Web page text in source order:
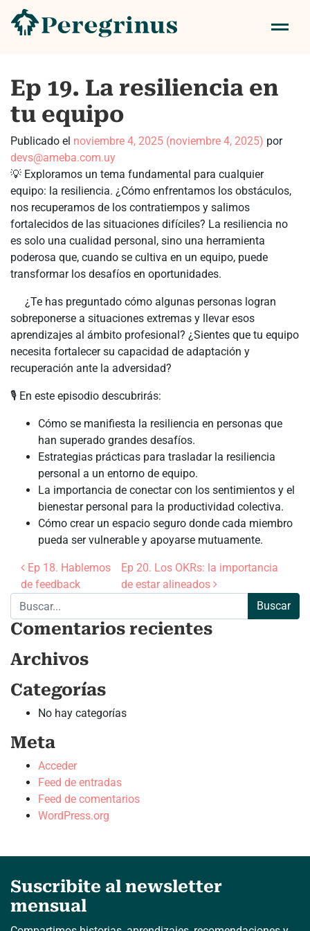
Ep 19. La resiliencia en
tu equipo
Publicado el noviembre 4, 2025 (noviembre 4, 2025) por
devs@ameba.com.uy
💡 Exploramos un tema fundamental para cualquier
equipo: la resiliencia. ¿Cómo enfrentamos los obstáculos,
nos recuperamos de los contratiempos y salimos
fortalecidos de las situaciones difíciles? La resiliencia no
es solo una cualidad personal, sino una herramienta
poderosa que, cuando se cultiva en un equipo, puede
transformar los desafíos en oportunidades.
¿Te has preguntado cómo algunas personas logran
sobreponerse a situaciones extremas y llevar esos
aprendizajes al ámbito profesional? ¿Sientes que tu equipo
necesita fortalecer su capacidad de adaptación y
recuperación ante la adversidad?
🎙️ En este episodio descubrirás:
Cómo se manifiesta la resiliencia en personas que
han superado grandes desafíos.
Estrategias prácticas para trasladar la resiliencia
personal a un entorno de equipo.
La importancia de conectar con los sentimientos y el
bienestar personal para la productividad colectiva.
Cómo crear un espacio seguro donde cada miembro
pueda ser vulnerable y apoyarse mutuamente.
Navegación de entradas
Ep 18. Hablemos
de feedback
Ep 20. Los OKRs: la importancia
de estar alineados
Buscar:
Comentarios recientes
Archivos
Categorías
No hay categorías
Meta
Acceder
Feed de entradas
Feed de comentarios
WordPress.org
Suscribite al newsletter
mensual